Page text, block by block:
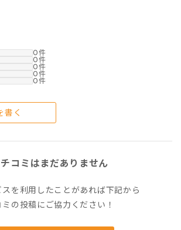
0
0
0
0
0
書く
コミはまだありません
スを利用したことがあれば下記から
ミの投稿にご協力ください！